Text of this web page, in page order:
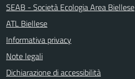
SEAB - Società Ecologia Area Biellese
ATL Biellese
Informativa privacy
Note legali
Dichiarazione di accessibilità